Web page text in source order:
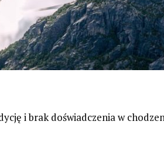
i brak doświadczenia w